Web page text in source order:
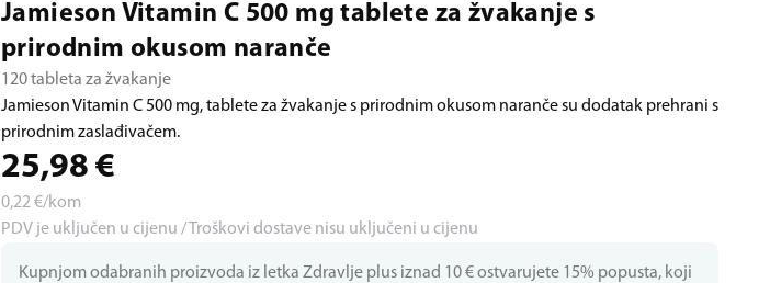
Jamieson Vitamin C 500 mg tablete za žvakanje s
prirodnim okusom naranče
120 tableta za žvakanje
Jamieson Vitamin C 500 mg, tablete za žvakanje s prirodnim okusom naranče su dodatak prehrani s
prirodnim zaslađivačem.
25,98 €
0,22€/kom
PDV je uključen u cijenu / Troškovi dostave nisu uključeni u cijenu
Kupnjom odabranih proizvoda iz letka Zdravlje plus iznad 10 € ostvarujete 15% popusta, koji